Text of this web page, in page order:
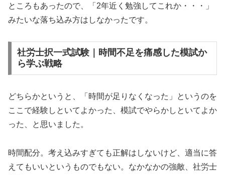
ところもあったので、「2年近く勉強してこれか・・・」
みたいな落ち込み方はしなかったです。
社労士択一式試験｜時間不足を痛感した模試か
ら学ぶ戦略
どちらかというと、「時間が足りなくなった」というのを
ここで経験しといてよかった、模試でやらかしといてよか
った、と思いました。
時間配分。考え込みすぎても正解はしないけど、適当に答
えてもいいというものでもない。なかなかの強敵、社労士